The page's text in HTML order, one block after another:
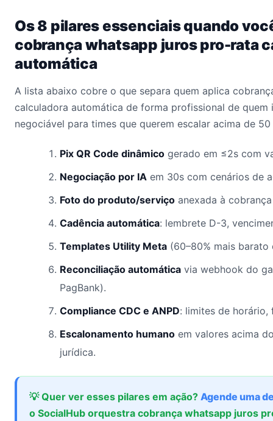
Os 8 pilares essenciais quando
cobrança whatsapp juros pro-rata
automática
A lista abaixo cobre o que separa quem aplica
calculadora automática de forma profissional de quem
negociável para times que querem escalar acima de
Pix QR Code dinâmico gerado em ≤2s com
Negociação por IA em 30s com cenários de
Foto do produto/serviço anexada à
Cadência automática: lembrete D-3,
Templates Utility Meta (60–80% mais barato
Reconciliação automática via webhook do
PagBank).
Compliance CDC e ANPD: limites de horário,
Escalonamento humano em valores acima
jurídica.
💡 Quer ver esses pilares em ação? Agende uma
o SocialHub orquestra cobrança whatsapp juros